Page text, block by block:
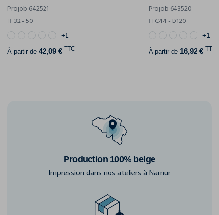
Projob 642521
32 - 50
+1
À partir de 42,09 € TTC
Projob 643520
C44 - D120
+1
À partir de 16,92 € TTC
Production 100% belge
Impression dans nos ateliers à Namur